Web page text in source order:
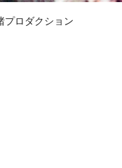
プロダクション